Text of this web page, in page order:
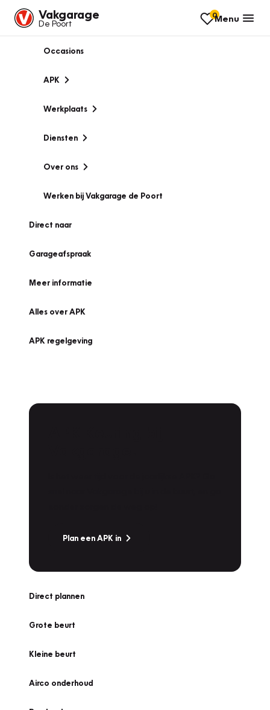
Vakgarage
De Poort
0Menu
Occasions
APK
Werkplaats
Diensten
Over ons
Werken bij Vakgarage de Poort
Direct naar
Garageafspraak
Meer informatie
Alles over APK
APK regelgeving
Plan een APK in
Direct plannen
Grote beurt
Kleine beurt
Airco onderhoud